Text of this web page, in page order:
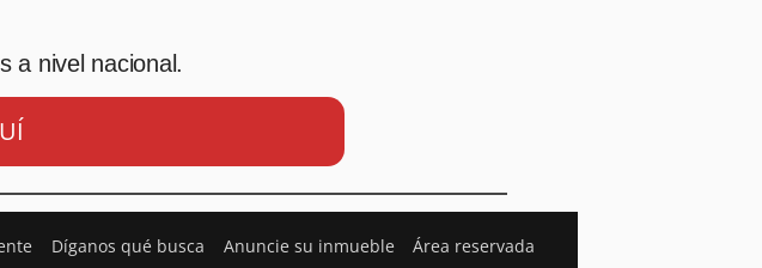
a nivel nacional.
Díganos qué busca Anuncie su inmueble Área reservada